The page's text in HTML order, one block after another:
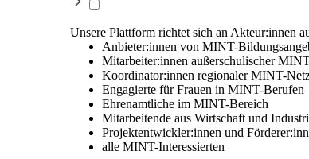
Unsere Plattform richtet sich an Akteur:innen
Anbieter:innen von MINT-
Mitarbeiter:innen außerschulischer
Koordinator:innen regionaler MINT-
Engagierte für Frauen in MINT-Berufen
Ehrenamtliche im MINT-Bereich
Mitarbeitende aus Wirtschaft und
Projektentwickler:innen und
alle MINT-Interessierten